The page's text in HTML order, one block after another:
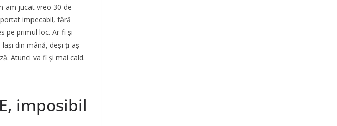
am jucat vreo 30 de
impecabil, fără
pe primul loc. Ar fi și
din mână, deși ți-aș
Atunci va fi și mai cald.
imposibil